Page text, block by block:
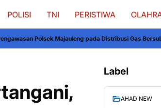
POLISI TNI PERISTIWA
pada Distribusi Gas BersubsidiSyukuran Sederhana
Label
AHAD NEW